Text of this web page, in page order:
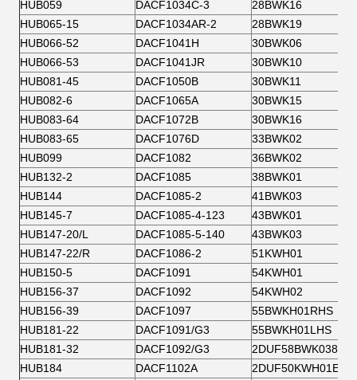
HUB059 DACF1034C-3
28BWK16
HUB065-15
DACF1034AR-2
28BWK19
HUB066-52
DACF1041H
30BWK06
HUB066-53
DACF1041JR
30BWK10
HUB081-45
DACF1050B
30BWK11
HUB082-6
DACF1065A
30BWK15
HUB083-64
DACF1072B
30BWK16
HUB083-65
DACF1076D
33BWK02
HUB099
DACF1082
36BWK02
HUB132-2
DACF1085
38BWK01
HUB144
DACF1085-2
41BWK03
HUB145-7
DACF1085-4-123
43BWK01
HUB147-20/L
DACF1085-5-140
43BWK03
HUB147-22/R
DACF1086-2
51KWH01
HUB150-5
DACF1091
54KWH01
HUB156-37
DACF1092
54KWH02
HUB156-39
DACF1097
55BWKH01RHS
HUB181-22
DACF1091/G3
55BWKH01LHS
HUB181-32
DACF1092/G3
2DUF58BWK038
HUB184
DACF1102A
2DUF50KWH01EJB